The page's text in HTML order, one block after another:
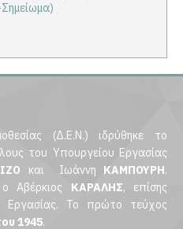
(Δ.Ε.Ν.) ιδρύθηκε το
του Υπουργείου Εργασίας
και Ιωάννη ΚΑΜΠΟΥΡΗ.
Αβέρκιος ΚΑΡΑΛΗΣ, επίσης
Εργασίας. Το πρώτο τεύχος
1945.